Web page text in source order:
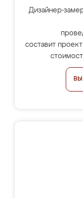
Дизайнер-
составит